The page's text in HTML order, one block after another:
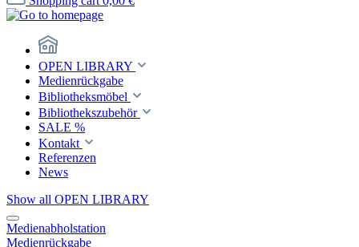
OPEN LIBRARY
Medienrückgabe
Bibliotheksmöbel
Bibliothekszubehör
SALE %
Kontakt
Referenzen
News
Show all OPEN LIBRARY
Medienabholstation
Medienrückgabe